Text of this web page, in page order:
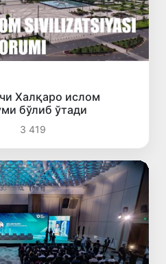
Халқаро ислом
бўлиб ўтади
3 419